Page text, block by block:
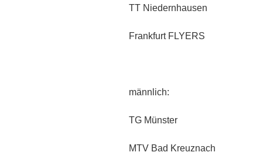
TT Niedernhausen
Frankfurt FLYERS
männlich:
TG Münster
MTV Bad Kreuznach